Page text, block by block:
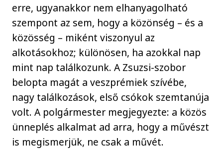
erre, ugyanakkor nem elhanyagolható
szempont az sem, hogy a közönség – és a
közösség – miként viszonyul az
alkotásokhoz; különösen, ha azokkal nap
mint nap találkozunk. A Zsuzsi-szobor
belopta magát a veszprémiek szívébe,
nagy találkozások, első csókok szemtanúja
volt. A polgármester megjegyezte: a közös
ünneplés alkalmat ad arra, hogy a művészt
is megismerjük, ne csak a művét.